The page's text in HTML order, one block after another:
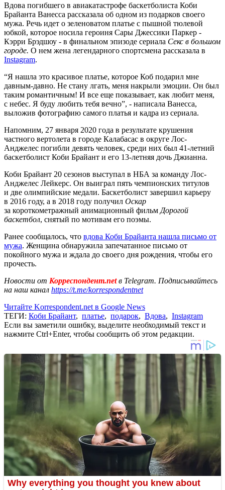
Вдова погибшего в авиакатастрофе баскетболиста Коби
Брайанта Ванесса рассказала об одном из подарков своего
мужа. Речь идет о зеленоватом платье с пышной тюлевой
юбкой, которое носила героиня Сары Джессики Паркер -
Кэрри Брэдшоу - в финальном эпизоде сериала Секс в большом
городе. О нем жена легендарного спортсмена рассказала в
Instagram.
“Я нашла это красивое платье, которое Коб подарил мне
давным-давно. Не стану лгать, меня накрыли эмоции. Он был
таким романтичным! И все еще показывает, как любит меня,
с небес. Я буду любить тебя вечно”, - написала Ванесса,
выложив фотографию самого платья и кадра из сериала.
Напомним, 27 января 2020 года в результате крушения
частного вертолета в городе Калабасас в округе Лос-
Анджелес погибли девять человек, среди них был 41-летний
баскетболист Коби Брайант и его 13-летняя дочь Джианна.
Коби Брайант 20 сезонов выступал в НБА за команду Лос-
Анджелес Лейкерс. Он выиграл пять чемпионских титулов
и две олимпийские медали. Баскетболист завершил карьеру
в 2016 году, а в 2018 году получил Оскар
за короткометражный анимационный фильм Дорогой
баскетбол, снятый по мотивам его поэмы.
Ранее сообщалось, что вдова Коби Брайанта нашла письмо от
мужа. Женщина обнаружила запечатанное письмо от
покойного мужа и ждала до своего дня рождения, чтобы его
прочесть.
Новости от Корреспондент.netв Telegram. Подписывайтесь
на наш канал https://t.me/korrespondentnet
Читайте Korrespondent.net в Google News
ТЕГИ: Коби Брайант, платье, подарок, Вдова, Instagram
Если вы заметили ошибку, выделите необходимый текст и
нажмите Ctrl+Enter, чтобы сообщить об этом редакции.